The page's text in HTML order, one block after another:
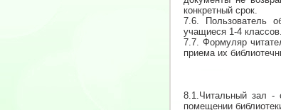
конкретный срок.
7.6. Пользователь
учащиеся 1-4 классов.
7.7. Формуляр
приема их
8.1.Читальный зал -
помещении